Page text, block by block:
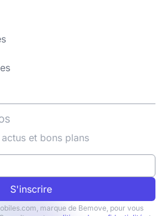
et bons plans
S'inscrire
marque de Bemove, pour vous